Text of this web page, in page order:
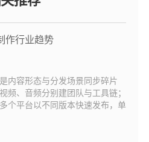
作行业趋势
内容形态与分发场景同步碎片
频、音频分别建团队与工具链；
个平台以不同版本快速发布，单